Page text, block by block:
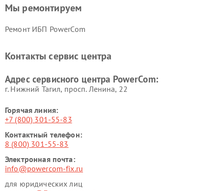
Мы ремонтируем
Ремонт ИБП PowerCom
Контакты сервис центра
Адрес сервисного центра PowerCom:
г. Нижний Тагил, просп. Ленина, 22
Горячая линия:
+7 (800) 301-55-83
Контактный телефон:
8 (800) 301-55-83
Электронная почта:
info@powercom-fix.ru
для юридических лиц